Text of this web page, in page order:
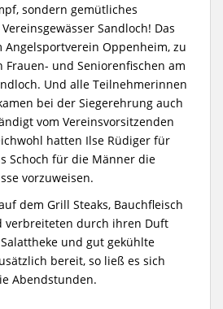
sondern gemütliches
Sandloch! Das
Angelsportverein Oppenheim, zu
und Seniorenfischen am
Und alle Teilnehmerinnen
bei der Siegerehrung auch
vom Vereinsvorsitzenden
hatten Ilse Rüdiger für
Schoch für die Männer die
vorzuweisen.
dem Grill Steaks, Bauchfleisch
verbreiteten durch ihren Duft
und gut gekühlte
bereit, so ließ es sich
Abendstunden.